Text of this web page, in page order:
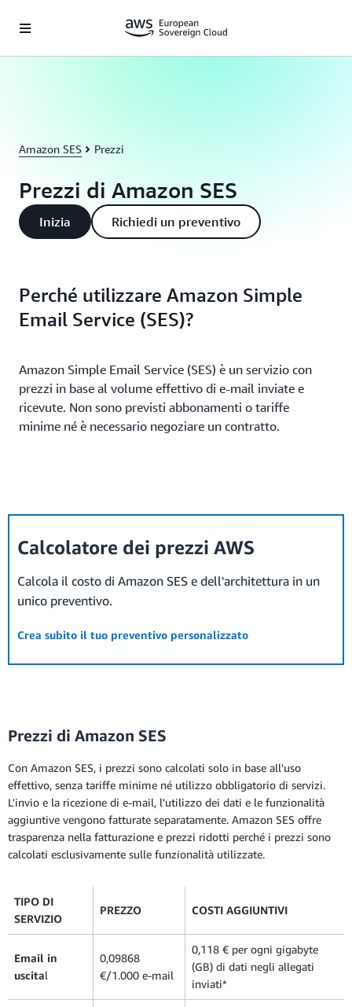
Amazon SES Prezzi
Prezzi di Amazon SES
Inizia Richiedi un preventivo
Perché utilizzare Amazon Simple
Email Service (SES)?
Amazon Simple Email Service (SES) è un servizio con
prezzi in base al volume effettivo di e-mail inviate e
ricevute. Non sono previsti abbonamenti o tariffe
minime né è necessario negoziare un contratto.
Calcolatore dei prezzi AWS
Calcola il costo di Amazon SES e dell'architettura in un
unico preventivo.
Crea subito il tuo preventivo personalizzato
Prezzi di Amazon SES
Con Amazon SES, i prezzi sono calcolati solo in base all'uso
effettivo, senza tariffe minime né utilizzo obbligatorio di servizi.
L'invio e la ricezione di e-mail, l'utilizzo dei dati e le funzionalità
aggiuntive vengono fatturate separatamente. Amazon SES offre
trasparenza nella fatturazione e prezzi ridotti perché i prezzi sono
calcolati esclusivamente sulle funzionalità utilizzate.
TIPO DI
SERVIZIO
PREZZO COSTI AGGIUNTIVI
Email in
uscital
0,09868
€/1.000 e-mail
0,118 € per ogni gigabyte
(GB) di dati negli allegati
inviati*